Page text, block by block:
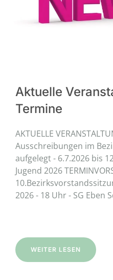
Aktuelle
Termine
AKTUELLE
Ausschreibungen im
aufgelegt - 6.7.2026 bis
Jugend 2026
2026 - 18 Uhr - SG Eben
WEITER LESEN